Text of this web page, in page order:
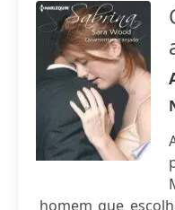
homem que